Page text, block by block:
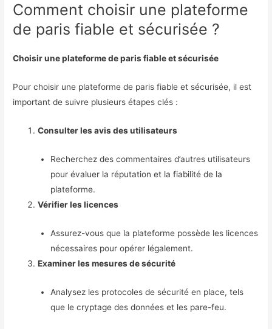
Comment choisir une plateforme
de paris fiable et sécurisée ?
Choisir une plateforme de paris fiable et sécurisée
Pour choisir une plateforme de paris fiable et sécurisée, il est
important de suivre plusieurs étapes clés :
Consulter les avis des utilisateurs
Recherchez des commentaires d’autres utilisateurs
pour évaluer la réputation et la fiabilité de la
plateforme.
Vérifier les licences
Assurez-vous que la plateforme possède les licences
nécessaires pour opérer légalement.
Examiner les mesures de sécurité
Analysez les protocoles de sécurité en place, tels
que le cryptage des données et les pare-feu.